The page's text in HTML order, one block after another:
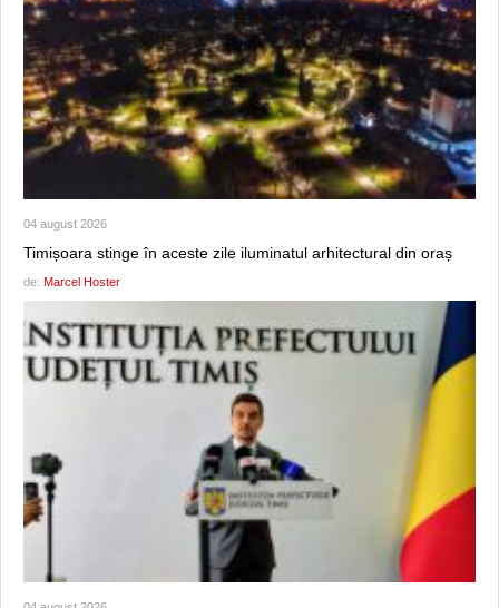
04 august 2026
Timișoara stinge în aceste zile iluminatul arhitectural din oraș
de: Marcel Hoster